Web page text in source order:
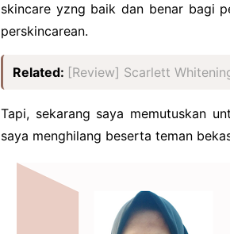
skincare yzng baik dan benar bagi
perskincarean.
Related: [Review] Scarlett
Tapi, sekarang saya memutuskan
saya menghilang beserta teman